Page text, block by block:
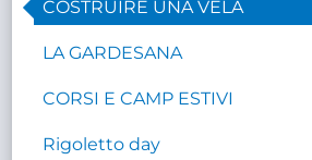
COSTRUIRE UNA VELA
LA GARDESANA
CORSI E CAMP ESTIVI
Rigoletto day